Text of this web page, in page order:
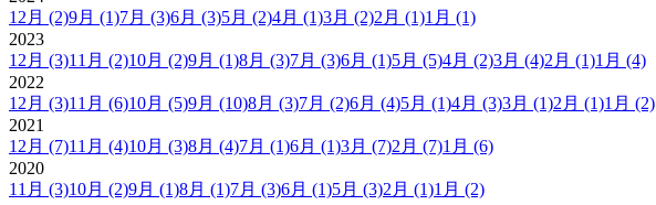
12月 (2)9月 (1)7月 (3)6月 (3)5月 (2)4月 (1)3月 (2)2月 (1)1月 (1)
2023
12月 (3)11月 (2)10月 (2)9月 (1)8月 (3)7月 (3)6月 (1)5月 (5)4月 (2)3月 (4)2月 (1)1月 (4)
2022
12月 (3)11月 (6)10月 (5)9月 (10)8月 (3)7月 (2)6月 (4)5月 (1)4月 (3)3月 (1)2月 (1)1月 (2)
2021
12月 (7)11月 (4)10月 (3)8月 (4)7月 (1)6月 (1)3月 (7)2月 (7)1月 (6)
2020
11月 (3)10月 (2)9月 (1)8月 (1)7月 (3)6月 (1)5月 (3)2月 (1)1月 (2)